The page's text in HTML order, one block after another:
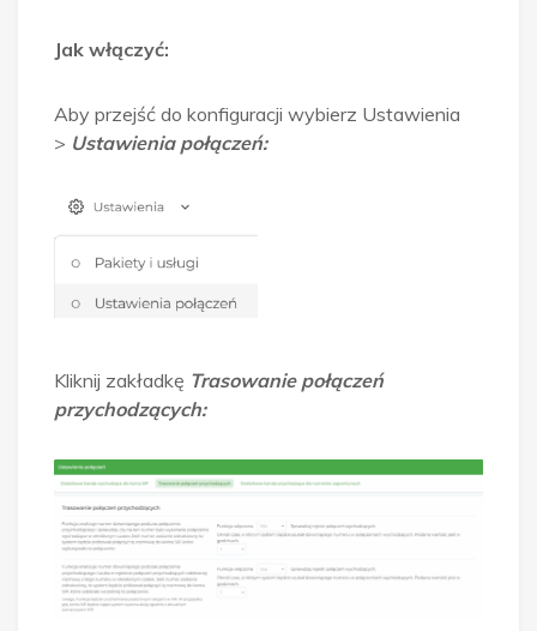
Jak włączyć:
Aby przejść do konfiguracji wybierz Ustawienia
> Ustawienia połączeń:
Kliknij zakładkę Trasowanie połączeń
przychodzących: